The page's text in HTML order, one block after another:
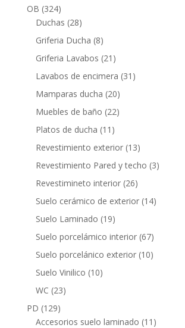
OB 324324
productos
Duchas 2828
productos
Griferia Ducha 88
productos
Griferia Lavabos 21 21
productos
Lavabos de encimera 31 31
Mamparas ducha 2020
productos
Muebles de baño 2222
Platos de ducha 11 11
productos
Revestimiento exterior 1313
productos
Revestimiento Pared y techo 33
Revestimineto interior 2626
productos
Suelo cerámico de exterior 1414
Suelo Laminado 1919
productos
Suelo porcelámico interior 6767
productos
Suelo porcelánico exterior 1010
Suelo Vinilico 1010
WC 2323
PD 129129
productos
Accesorios suelo laminado 11 11